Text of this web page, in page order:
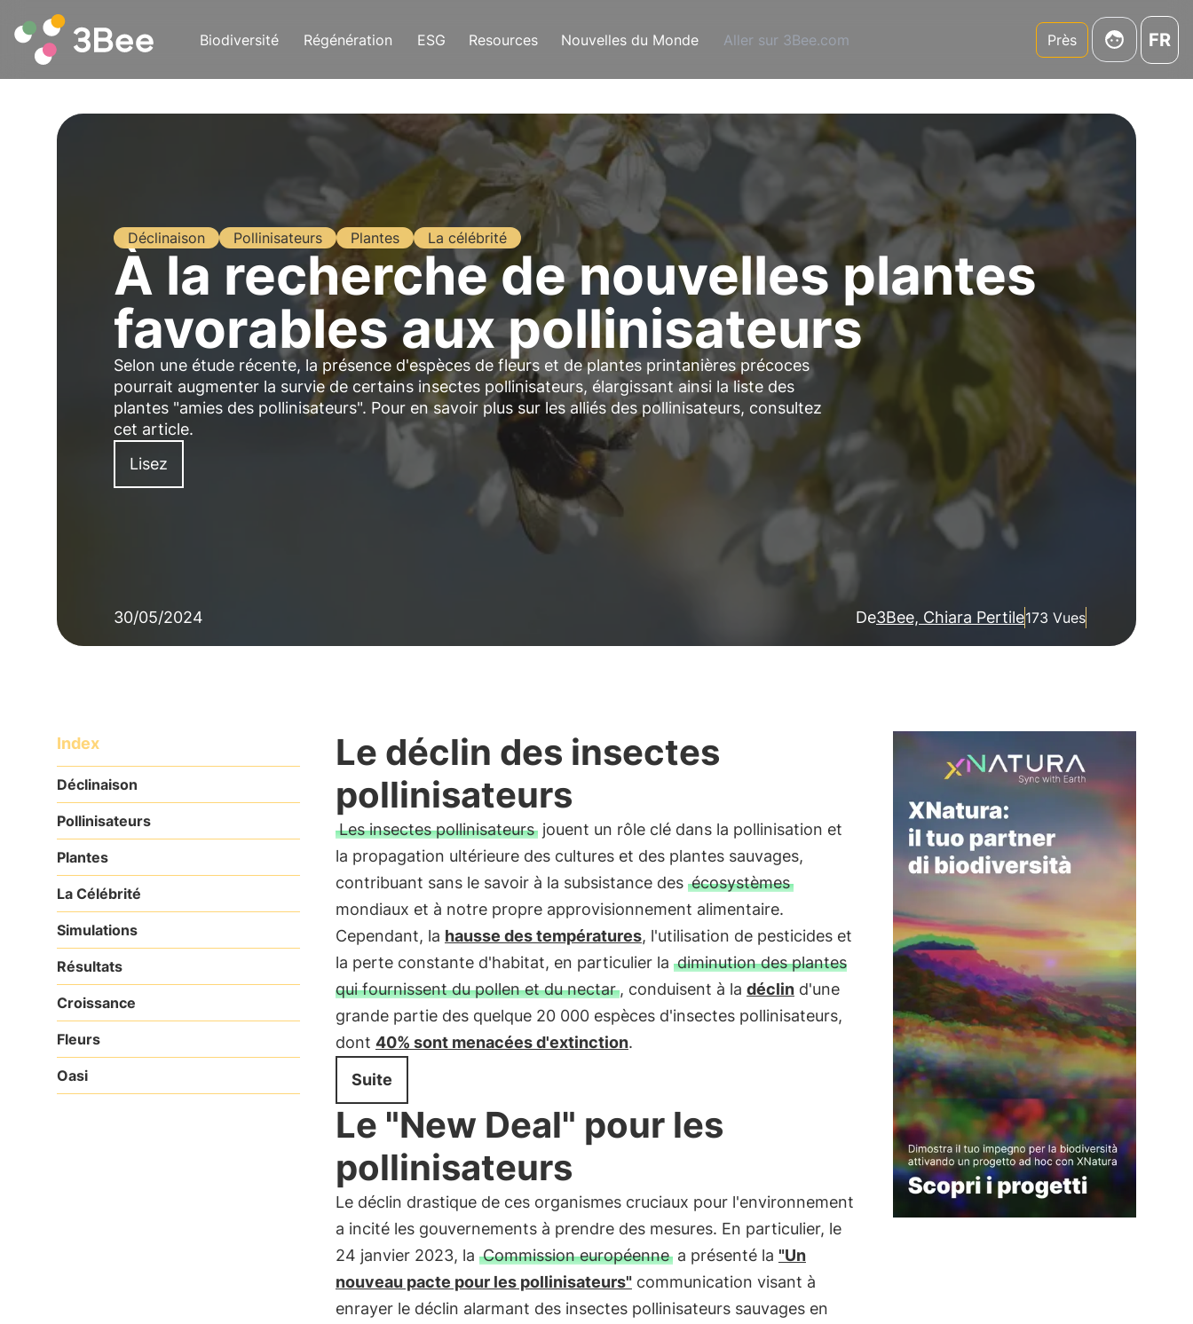
Biodiversité Régénération ESG Resources Nouvelles du Monde Aller sur 3Bee.com Près FR
Déclinaison Pollinisateurs Plantes La célébrité
À la recherche de nouvelles plantes
favorables aux pollinisateurs
Selon une étude récente, la présence d'espèces de fleurs et de plantes printanières précoces
pourrait augmenter la survie de certains insectes pollinisateurs, élargissant ainsi la liste des
plantes "amies des pollinisateurs". Pour en savoir plus sur les alliés des pollinisateurs, consultez
cet article.
Lisez
30/05/2024 De3Bee, Chiara Pertile173 Vues
Index
Déclinaison
Pollinisateurs
Plantes
La Célébrité
Simulations
Résultats
Croissance
Fleurs
Oasi
Le déclin des insectes
pollinisateurs
Les insectes pollinisateursjouent un rôle clé dans la pollinisation et
la propagation ultérieure des cultures et des plantes sauvages,
contribuant sans le savoir à la subsistance des écosystèmes
mondiaux et à notre propre approvisionnement alimentaire.
Cependant, la hausse des températures, l'utilisation de pesticides et
la perte constante d'habitat, en particulier la diminution des plantes
qui fournissent du pollen et du nectar, conduisent à la déclind'une
grande partie des quelque 20 000 espèces d'insectes pollinisateurs,
dont 40% sont menacées d'extinction.
Suite
Le "New Deal" pour les
pollinisateurs
Le déclin drastique de ces organismes cruciaux pour l'environnement
a incité les gouvernements à prendre des mesures. En particulier, le
24 janvier 2023, la Commission européennea présenté la "Un
nouveau pacte pour les pollinisateurs"communication visant à
enrayer le déclin alarmant des insectes pollinisateurs sauvages en